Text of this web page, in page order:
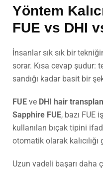
Yöntem
FUE vs DHI
İnsanlar sık sık bir
sorar. Kısa cevap şudur:
sandığı kadar basit bir
FUE ve DHI hair
Sapphire FUE, bazı FUE
kullanılan bıçak tipini
otomatik olarak
Uzun vadeli başarı daha